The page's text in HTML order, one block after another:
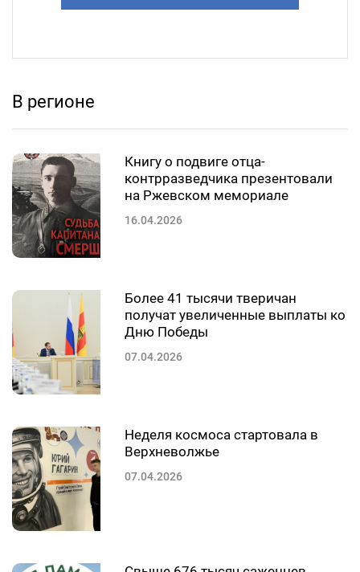
В регионе
Книгу о подвиге отца-
контрразведчика презентовали
на Ржевском мемориале
16.04.2026
Более 41 тысячи тверичан
получат увеличенные выплаты ко
Дню Победы
07.04.2026
Неделя космоса стартовала в
Верхневолжье
07.04.2026